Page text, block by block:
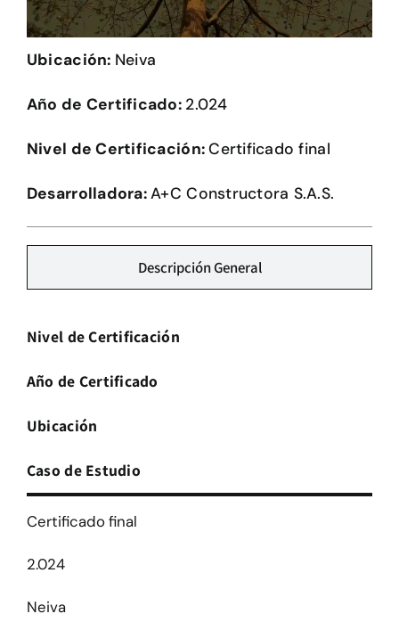
Herramientas
Credenciales
Plataforma CASA
Ubicación: Neiva
Año de Certificado: 2.024
Nivel de Certificación:Certificado final
Desarrolladora:A+C Constructora S.A.S.
Descripción General
Nivel de Certificación
Año de Certificado
Ubicación
Caso de Estudio
Certificado final
2.024
Neiva